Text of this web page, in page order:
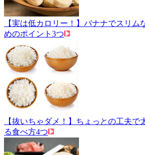
【実は低カロリー！】バナナでスリム
めのポイント3つ
【抜いちゃダメ！】ちょっとの工夫で
る食べ方4つ